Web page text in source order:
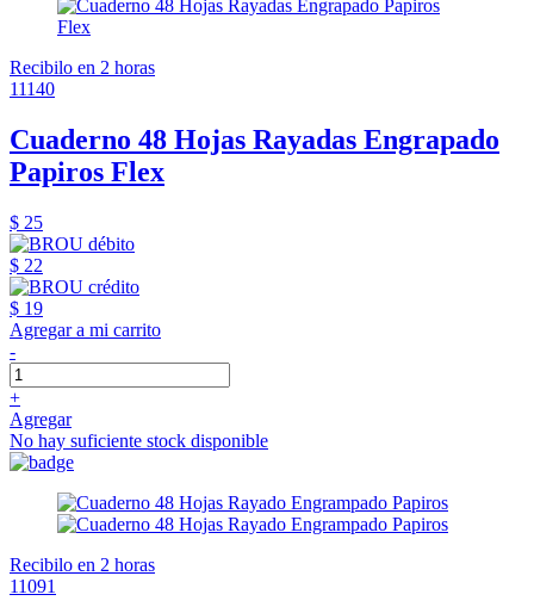
Recibilo en 2 horas
11140
Cuaderno 48 Hojas Rayadas Engrapado
Papiros Flex
$ 25
$ 22
$ 19
Agregar a mi carrito
-
+
Agregar
No hay suficiente stock disponible
Recibilo en 2 horas
11091